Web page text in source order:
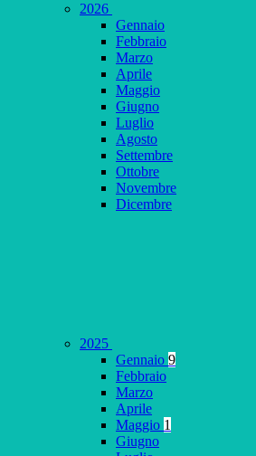
2026
Gennaio
Febbraio
Marzo
Aprile
Maggio
Giugno
Luglio
Agosto
Settembre
Ottobre
Novembre
Dicembre
2025
Gennaio 9
Febbraio
Marzo
Aprile
Maggio 1
Giugno